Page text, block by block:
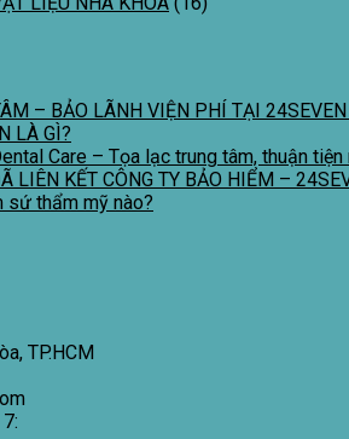
– BẢO LÃNH VIỆN PHÍ TẠI
LÀ GÌ?
Care – Tọa lạc trung tâm, thuận
LIÊN KẾT CÔNG TY BẢO HIỂM –
sứ thẩm mỹ nào?
TP.HCM